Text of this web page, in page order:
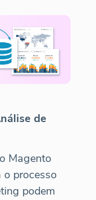
de
Magento
o processo
podem